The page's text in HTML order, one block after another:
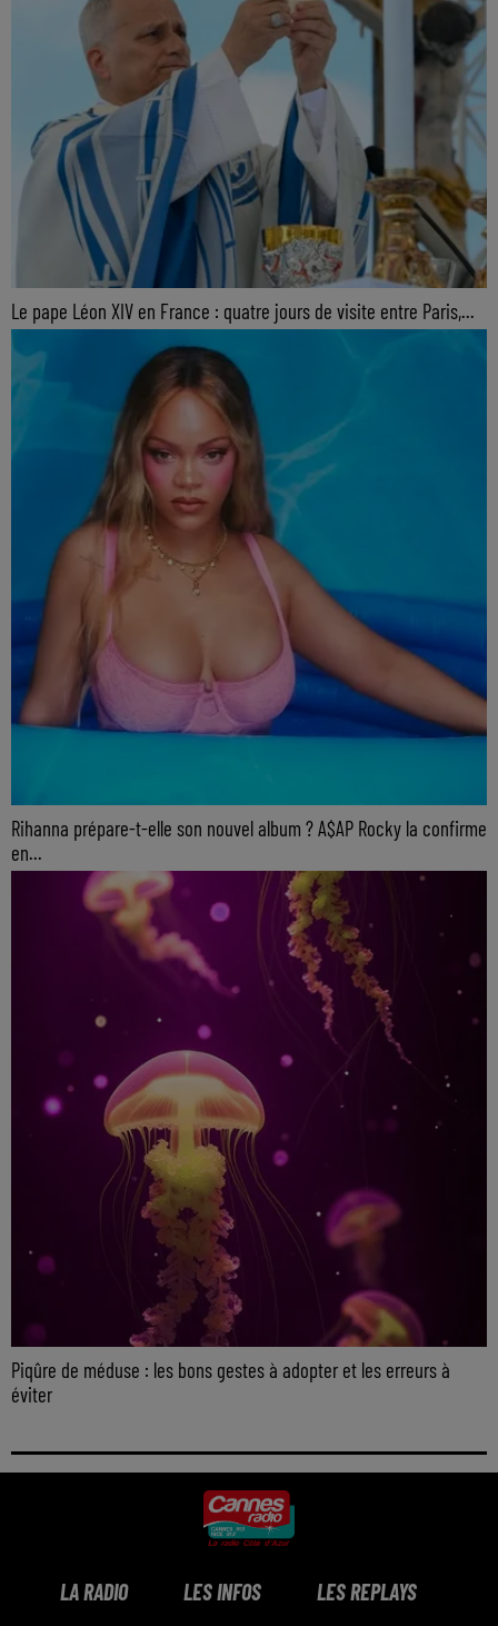
Le pape Léon XIV en France : quatre jours de visite entre Paris,...
Rihanna prépare-t-elle son nouvel album ? A$AP Rocky la confirme
en...
Piqûre de méduse : les bons gestes à adopter et les erreurs à
éviter
LA RADIO LES INFOS LES REPLAYS